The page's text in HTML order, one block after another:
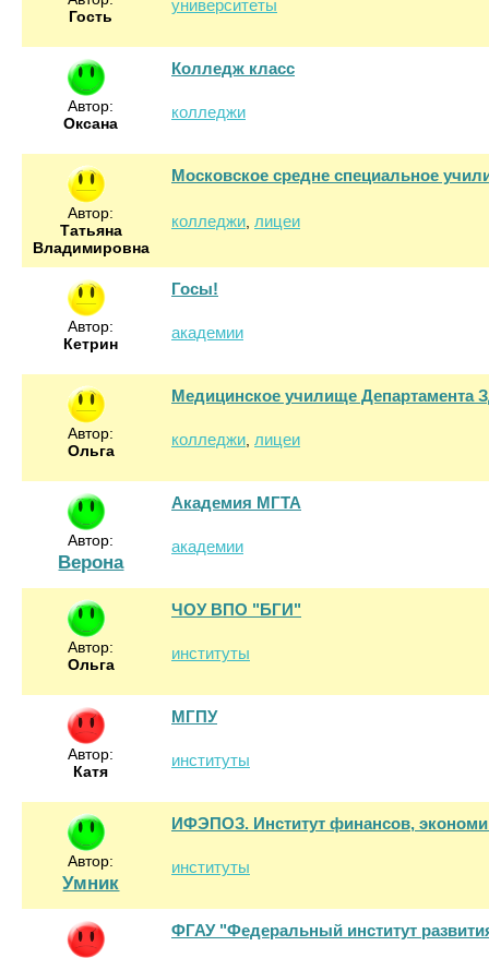
Гость
университеты
Автор:
Оксана
Колледж класс
колледжи
Автор:
Татьяна
Владимировна
Московское средне специальное
колледжи лицеи
Автор:
Кетрин
Госы!
академии
Автор:
Ольга
Медицинское училище Департамента
колледжи лицеи
Автор:
Верона
Академия МГТА
академии
Автор:
Ольга
ЧОУ ВПО "БГИ"
институты
Автор:
Катя
МГПУ
институты
Автор:
Умник
ИФЭПОЗ. Институт финансов,
институты
ФГАУ "Федеральный институт